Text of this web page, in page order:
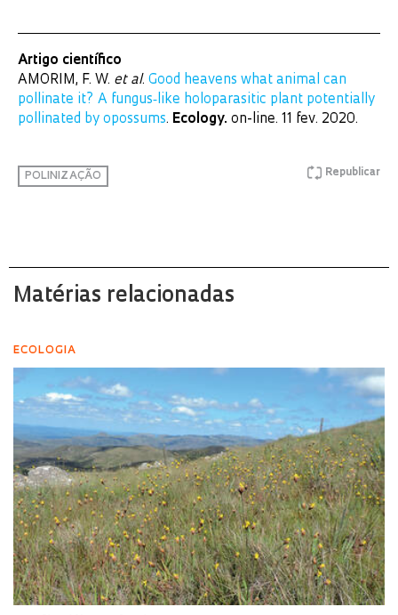
Artigo científico
AMORIM, F. W. et al. Good heavens what animal can
pollinate it? A fungus‐like holoparasitic plant potentially
pollinated by opossums. Ecology. on-line. 11 fev. 2020.
Republicar
POLINIZAÇÃO